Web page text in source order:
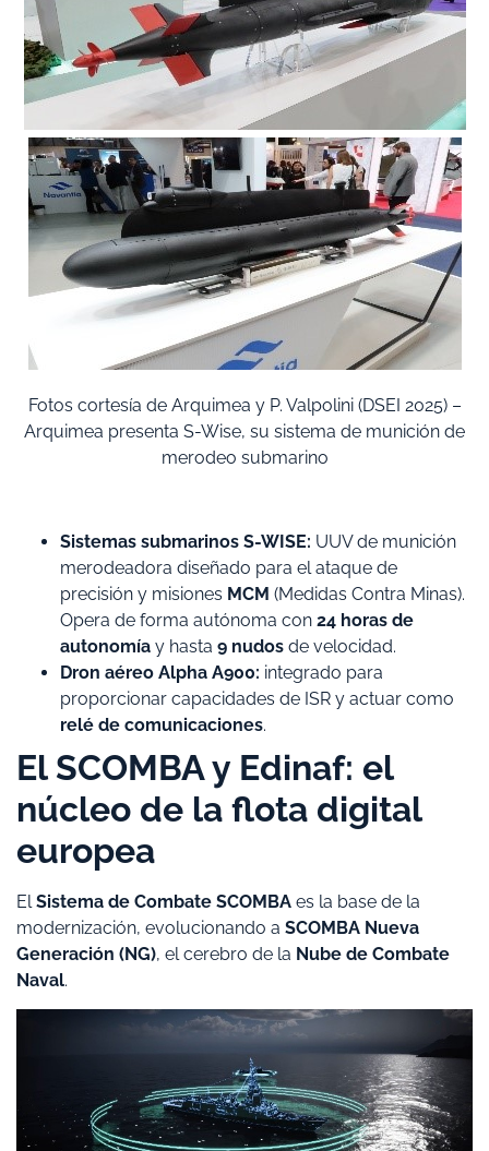
Fotos cortesía de Arquimea y P. Valpolini (DSEI 2025) –
Arquimea presenta S-Wise, su sistema de munición de
merodeo submarino
Sistemas submarinos S-WISE: UUV de munición
merodeadora diseñado para el ataque de
precisión y misiones MCM (Medidas Contra Minas).
Opera de forma autónoma con 24 horas de
autonomía y hasta 9 nudos de velocidad.
Dron aéreo Alpha A900: integrado para
proporcionar capacidades de ISR y actuar como
relé de comunicaciones.
​El SCOMBA y Edinaf: el
núcleo de la flota digital
europea
​ElSistema de Combate SCOMBA es la base de la
modernización, evolucionando a SCOMBA Nueva
Generación (NG), el cerebro de la Nube de Combate
Naval.